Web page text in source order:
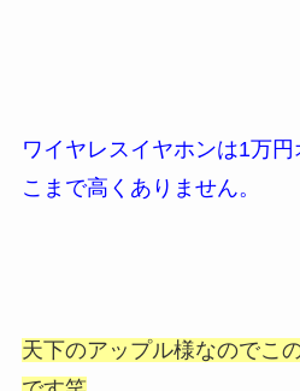
ワイヤレスイヤホンは1万円
こまで高くありません。
天下のアップル様なのでこ